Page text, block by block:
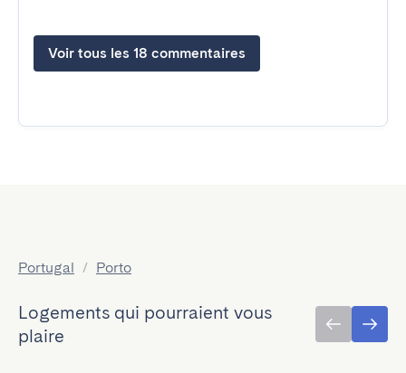
Voir tous les 18 commentaires
Portugal / Porto
Logements qui pourraient vous
plaire